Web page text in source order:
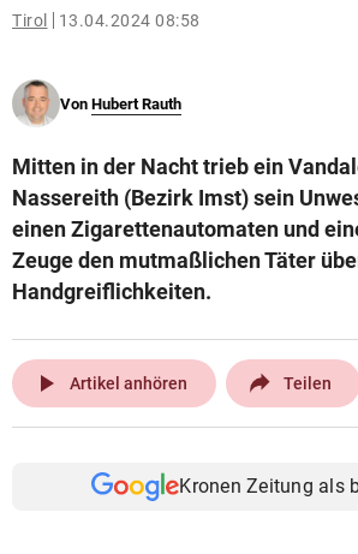
© Krone Multimedia GmbH & Co KG 2026
Tirol 13.04.2024 08:58
Von Hubert Rauth
Mitten in der Nacht trieb ein
Nassereith (Bezirk Imst) sein
einen Zigarettenautomaten und
Zeuge den mutmaßlichen Täter
Handgreiflichkeiten.
play_arrow Artikel anhören Teilen
Kronen Zeitung als